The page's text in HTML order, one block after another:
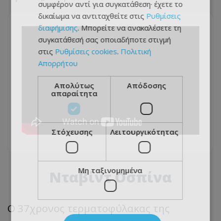
Νταβίντ Οσπίνα
Ο 37χρονος τερματοφύλακας της
συμφέρον αντί για συγκατάθεση· έχετε το
δικαίωμα να αντιταχθείτε στις Ρυθμίσεις
διαφήμισης. Μπορείτε να ανακαλέσετε τη
συγκατάθεσή σας οποιαδήποτε στιγμή
στις Ρυθμίσεις cookies. Πολιτική
Απορρήτου
Απολύτως
απαραίτητα
Απόδοσης
Στόχευσης Λειτουργικότητας
Μη ταξινομημένα